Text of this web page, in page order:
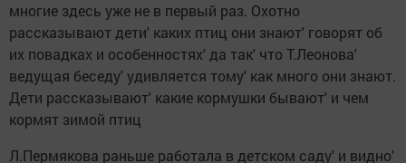
многие здесь уже не в первый раз. Охотно
рассказывают дети' каких птиц они знают' говорят об
их повадках и особенностях' да так' что Т.Леонова'
ведущая беседу' удивляется тому' как много они знают.
Дети рассказывают' какие кормушки бывают' и чем
кормят зимой птиц
Л.Пермякова раньше работала в детском саду' и видно'